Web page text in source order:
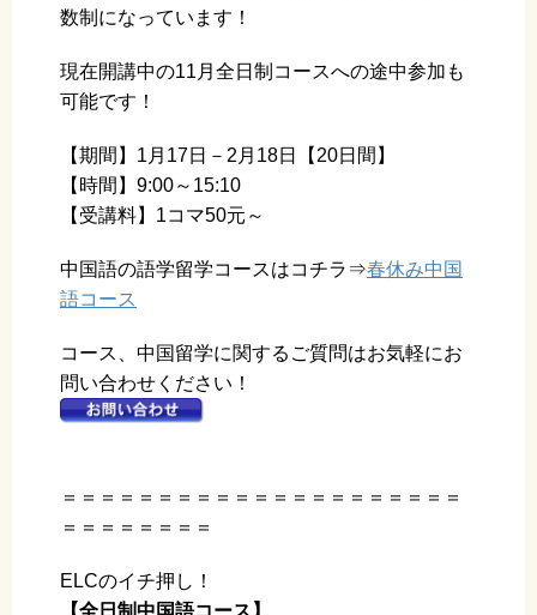
数制になっています！
現在開講中の11月全日制コースへの途中参加も
可能です！
【期間】1月17日－2月18日【20日間】
【時間】9:00～15:10
【受講料】1コマ50元～
中国語の語学留学コースはコチラ⇒春休み中国
語コース
コース、中国留学に関するご質問はお気軽にお
問い合わせください！
＝＝＝＝＝＝＝＝＝＝＝＝＝＝＝＝＝＝＝＝＝
＝＝＝＝＝＝＝＝
ELCのイチ押し！
【全日制中国語コース】